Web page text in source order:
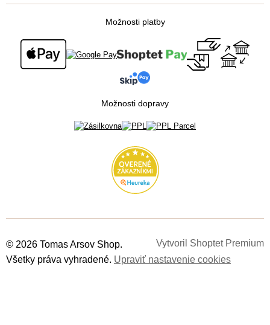
Obchodné podmienky
Podmienky ochrany osobných údajov
Možnosti platby
Možnosti dopravy
Vytvoril Shoptet Premium
© 2026 Tomas Arsov Shop.
Všetky práva vyhradené. Upraviť nastavenie cookies